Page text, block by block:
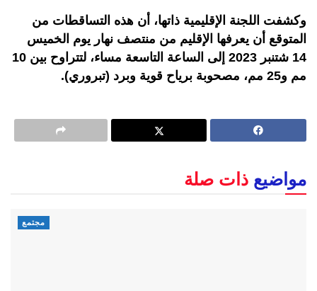
وكشفت اللجنة الإقليمية ذاتها، أن هذه التساقطات من
المتوقع أن يعرفها الإقليم من منتصف نهار يوم الخميس
14 شتنبر 2023 إلى الساعة التاسعة مساء، لتتراوح بين 10
مم و25 مم، مصحوبة برياح قوية وبرد (تبروري).
مواضيع ذات صلة
مجتمع